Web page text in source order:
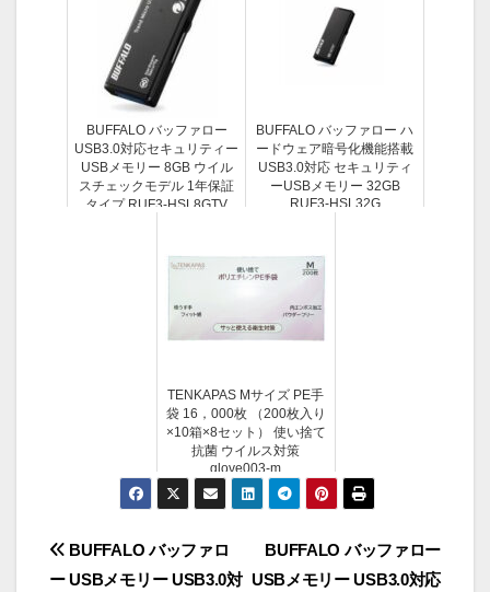
BUFFALO バッファロー
USB3.0対応セキュリティー
USBメモリー 8GB ウイル
スチェックモデル 1年保証
タイプ RUF3-HSL8GTV
BUFFALO バッファロー ハ
ードウェア暗号化機能搭載
USB3.0対応 セキュリティ
ーUSBメモリー 32GB
RUF3-HSL32G
TENKAPAS Mサイズ PE手
袋 16，000枚 （200枚入り
×10箱×8セット） 使い捨て
抗菌 ウイルス対策
glove003-m
投
BUFFALO バッファロー
USBメモリー USB3.0対応
BUFFALO バッファロ
ー USBメモリー USB3.0対